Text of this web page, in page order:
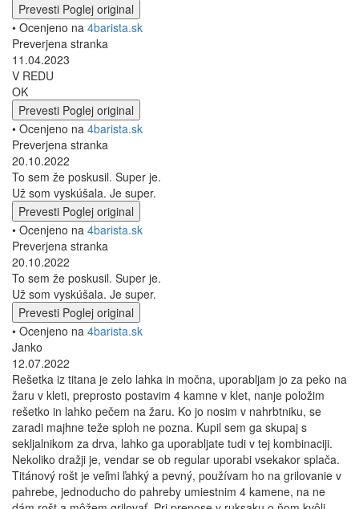
Prevesti Poglej original
• Ocenjeno na 4barista.sk
Preverjena stranka
11.04.2023
V REDU
OK
Prevesti Poglej original
• Ocenjeno na 4barista.sk
Preverjena stranka
20.10.2022
To sem že poskusil. Super je.
Už som vyskúšala. Je super.
Prevesti Poglej original
• Ocenjeno na 4barista.sk
Preverjena stranka
20.10.2022
To sem že poskusil. Super je.
Už som vyskúšala. Je super.
Prevesti Poglej original
• Ocenjeno na 4barista.sk
Janko
12.07.2022
Rešetka iz titana je zelo lahka in močna, uporabljam jo za peko na
žaru v kleti, preprosto postavim 4 kamne v klet, nanje položim
rešetko in lahko pečem na žaru. Ko jo nosim v nahrbtniku, se
zaradi majhne teže sploh ne pozna. Kupil sem ga skupaj s
sekljalnikom za drva, lahko ga uporabljate tudi v tej kombinaciji.
Nekoliko dražji je, vendar se ob regular uporabi vsekakor splača.
Titánový rošt je veľmi ľahký a pevný, používam ho na grilovanie v
pahrebe, jednoducho do pahreby umiestnim 4 kamene, na ne